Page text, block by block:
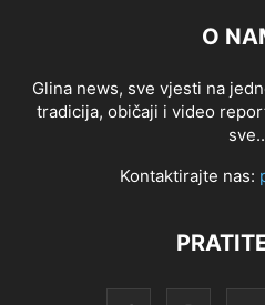
O
Glina news, sve vjesti na
tradicija, običaji i video
Kontaktirajte nas: